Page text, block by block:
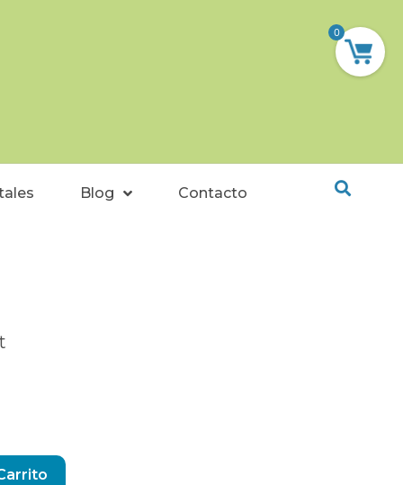
Blog Contacto
0